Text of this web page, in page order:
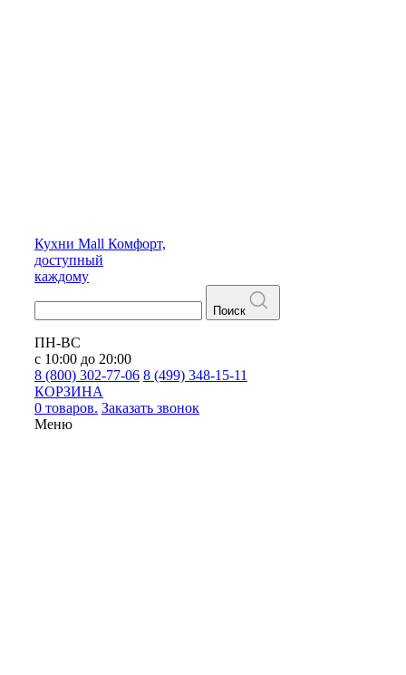
Кухни Mall Комфорт,
доступный
каждому
Поиск
ПН-ВС
с 10:00 до 20:00
8 (800) 302-77-06 8 (499) 348-15-11
КОРЗИНА
0 товаров. Заказать звонок
Меню